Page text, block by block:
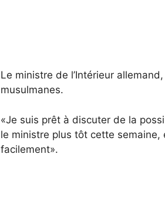
Le ministre de l’Intérieur
musulmanes.
«Je suis prêt à discuter de la
le ministre plus tôt cette
facilement».